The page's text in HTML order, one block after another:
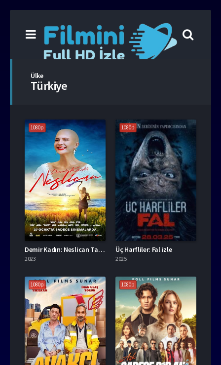
Ülke
Türkiye
1080p
Demir Kadın: Neslican Tay Hayat Hikayesi izle
2023
1080p
Üç Harfliler: Fal izle
2025
1080p 1080p